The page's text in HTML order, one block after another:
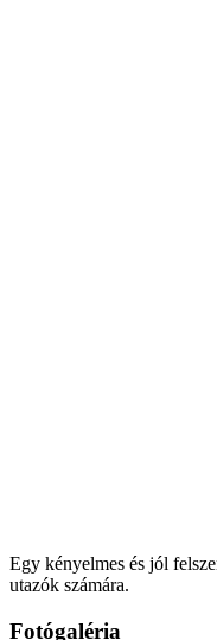
Egy kényelmes és jól
utazók számára.
Fotógaléria